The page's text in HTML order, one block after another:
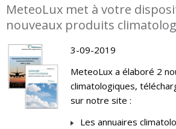
MeteoLux met à votre
nouveaux produits
3-09-2019
MeteoLux a élaboré 2
climatologiques,
sur notre site :
Les annuaires